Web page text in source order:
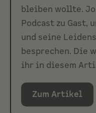
bleiben wollte.
Podcast zu Gast,
und seine
besprechen. Die
ihr in diesem
Zum Artikel